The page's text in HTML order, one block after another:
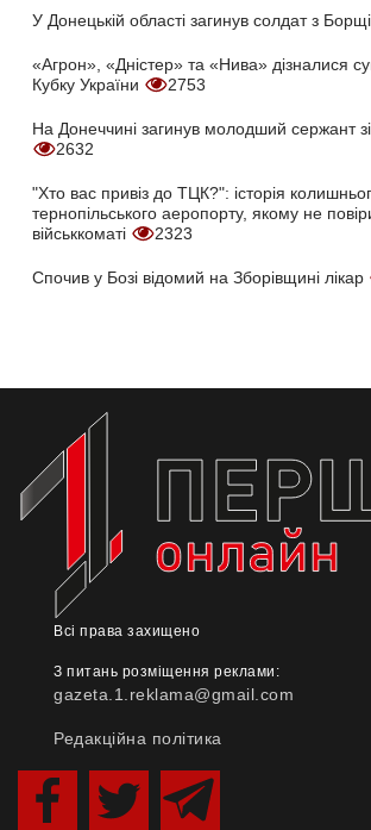
У Донецькій області загинув солдат з
«Агрон», «Дністер» та «Нива» дізналися
Кубку України
2753
На Донеччині загинув молодший сержант
2632
"Хто вас привіз до ТЦК?": історія
тернопільського аеропорту, якому не
військкоматі
2323
Спочив у Бозі відомий на Зборівщині лікар
Всі права захищено
З питань розміщення реклами:
gazeta.1.reklama@gmail.com
Редакційна політика